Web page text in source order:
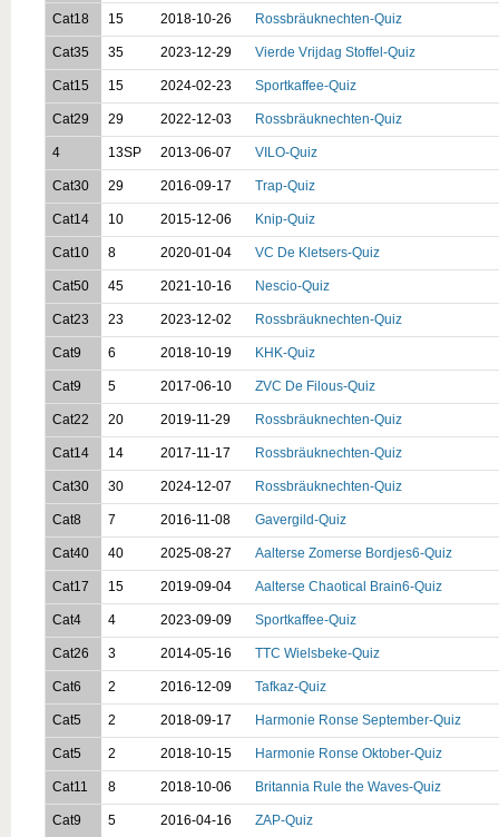
Cat18 15 2018-10-26 Rossbräuknechten-Quiz
Cat35 35 2023-12-29 Vierde Vrijdag Stoffel-Quiz
Cat15 15 2024-02-23 Sportkaffee-Quiz
Cat29 29 2022-12-03 Rossbräuknechten-Quiz
4 13SP 2013-06-07 VILO-Quiz
Cat30 29 2016-09-17 Trap-Quiz
Cat14 10 2015-12-06 Knip-Quiz
Cat10 8 2020-01-04 VC De Kletsers-Quiz
Cat50 45 2021-10-16 Nescio-Quiz
Cat23 23 2023-12-02 Rossbräuknechten-Quiz
Cat9 6 2018-10-19 KHK-Quiz
Cat9 5 2017-06-10 ZVC De Filous-Quiz
Cat22 20 2019-11-29 Rossbräuknechten-Quiz
Cat14 14 2017-11-17 Rossbräuknechten-Quiz
Cat30 30 2024-12-07 Rossbräuknechten-Quiz
Cat8 7 2016-11-08 Gavergild-Quiz
Cat40 40 2025-08-27 Aalterse Zomerse Bordjes6-Quiz
Cat17 15 2019-09-04 Aalterse Chaotical Brain6-Quiz
Cat4 4 2023-09-09 Sportkaffee-Quiz
Cat26 3 2014-05-16 TTC Wielsbeke-Quiz
Cat6 2 2016-12-09 Tafkaz-Quiz
Cat5 2 2018-09-17 Harmonie Ronse September-Quiz
Cat5 2 2018-10-15 Harmonie Ronse Oktober-Quiz
Cat11 8 2018-10-06 Britannia Rule the Waves-Quiz
Cat9 5 2016-04-16 ZAP-Quiz